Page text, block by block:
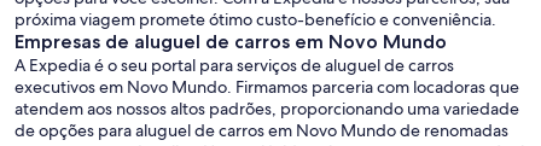
próxima viagem promete ótimo custo-benefício e conveniência.
Empresas de aluguel de carros em Novo Mundo
A Expedia é o seu portal para serviços de aluguel de carros
executivos em Novo Mundo. Firmamos parceria com locadoras que
atendem aos nossos altos padrões, proporcionando uma variedade
de opções para aluguel de carros em Novo Mundo de renomadas